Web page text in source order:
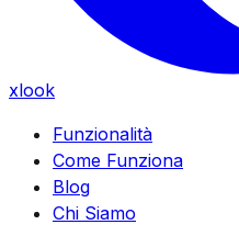
xlook
Funzionalità
Come Funziona
Blog
Chi Siamo